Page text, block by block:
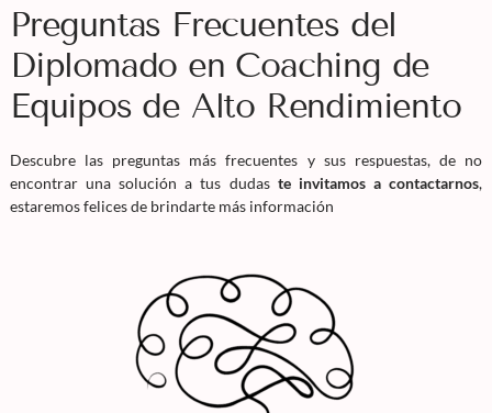
Preguntas Frecuentes del
Diplomado en Coaching de
Equipos de Alto Rendimiento
Descubre las preguntas más frecuentes y sus respuestas, de no
encontrar una solución a tus dudas te invitamos a contactarnos,
estaremos felices de brindarte más información